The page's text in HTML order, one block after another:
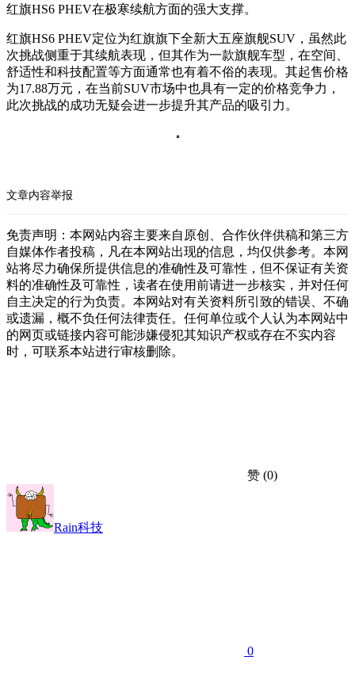
红旗HS6 PHEV在极寒续航方面的强大支撑。
红旗HS6 PHEV定位为红旗旗下全新大五座旗舰SUV，虽然此
次挑战侧重于其续航表现，但其作为一款旗舰车型，在空间、
舒适性和科技配置等方面通常也有着不俗的表现。其起售价格
为17.88万元，在当前SUV市场中也具有一定的价格竞争力，
此次挑战的成功无疑会进一步提升其产品的吸引力。
文章内容举报
免责声明：本网站内容主要来自原创、合作伙伴供稿和第三方
自媒体作者投稿，凡在本网站出现的信息，均仅供参考。本网
站将尽力确保所提供信息的准确性及可靠性，但不保证有关资
料的准确性及可靠性，读者在使用前请进一步核实，并对任何
自主决定的行为负责。本网站对有关资料所引致的错误、不确
或遗漏，概不负任何法律责任。任何单位或个人认为本网站中
的网页或链接内容可能涉嫌侵犯其知识产权或存在不实内容
时，可联系本站进行审核删除。
赞 (0)
Rain科技
0